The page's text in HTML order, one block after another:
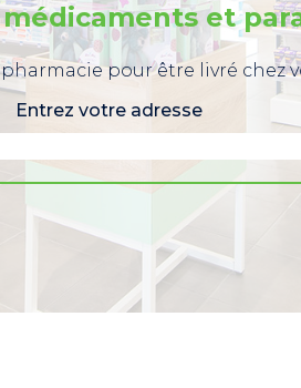
et
pour être livré chez
Entrez votre adresse